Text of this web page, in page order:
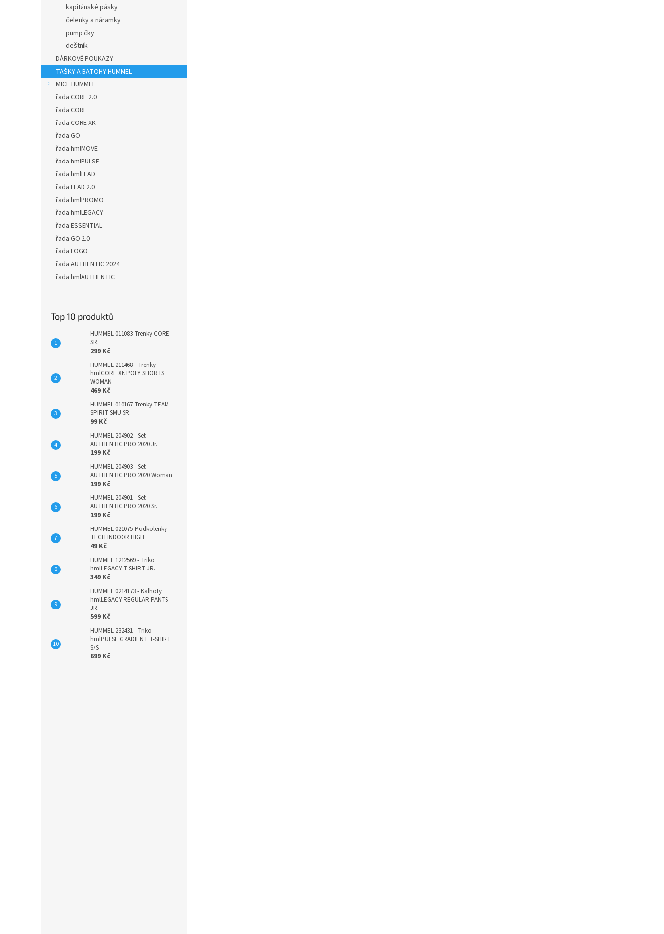
kapitánské pásky
čelenky a náramky
pumpičky
deštník
DÁRKOVÉ POUKAZY
TAŠKY A BATOHY HUMMEL
MÍČE HUMMEL
řada CORE 2.0
řada CORE
řada CORE XK
řada GO
řada hmlMOVE
řada hmlPULSE
řada hmlLEAD
řada LEAD 2.0
řada hmlPROMO
řada hmlLEGACY
řada ESSENTIAL
řada GO 2.0
řada LOGO
řada AUTHENTIC 2024
řada hmlAUTHENTIC
Top 10 produktů
HUMMEL 011083-Trenky CORE
SR.
299 Kč
HUMMEL 211468 - Trenky
hmlCORE XK POLY SHORTS
WOMAN
469 Kč
HUMMEL 010167-Trenky TEAM
SPIRIT SMU SR.
99 Kč
HUMMEL 204902 - Set
AUTHENTIC PRO 2020 Jr.
199 Kč
HUMMEL 204903 - Set
AUTHENTIC PRO 2020 Woman
199 Kč
HUMMEL 204901 - Set
AUTHENTIC PRO 2020 Sr.
199 Kč
HUMMEL 021075-Podkolenky
TECH INDOOR HIGH
49 Kč
HUMMEL 1212569 - Triko
hmlLEGACY T-SHIRT JR.
349 Kč
HUMMEL 0214173 - Kalhoty
hmlLEGACY REGULAR PANTS
JR.
599 Kč
HUMMEL 232431 - Triko
hmlPULSE GRADIENT T-SHIRT
S/S
699 Kč